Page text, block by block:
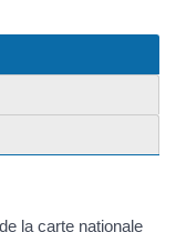
la carte nationale